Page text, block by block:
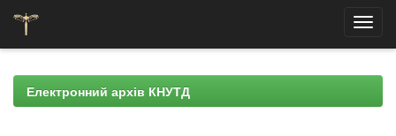
navigationЕлектронний архів КНУТД